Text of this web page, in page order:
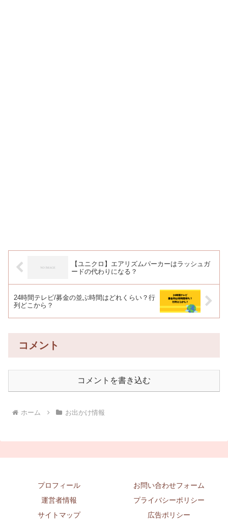
【ユニクロ】エアリズムパーカーはラッシュガ
ードの代わりになる？
24時間テレビ/募金の並ぶ時間はどれくらい？行
列どこから？
コメント
コメントを書き込む
ホーム お出かけ情報
プロフィール
お問い合わせフォーム
運営者情報
プライバシーポリシー
サイトマップ
広告ポリシー